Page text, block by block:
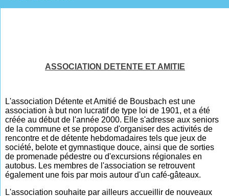
ASSOCIATION DETENTE ET AMITIE
L'association Détente et Amitié de Bousbach est une
association à but non lucratif de type loi de 1901, et a été
créée au début de l'année 2000. Elle s'adresse aux seniors
de la commune et se propose d'organiser des activités de
rencontre et de détente hebdomadaires tels que jeux de
société, belote et gymnastique douce, ainsi que de sorties
de promenade pédestre ou d'excursions régionales en
autobus. Les membres de l'association se retrouvent
également une fois par mois autour d'un café-gâteaux.
L'association souhaite par ailleurs accueillir de nouveaux